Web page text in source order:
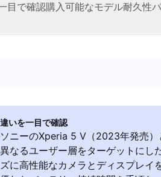
目で確認購入可能なモデル耐久性
違いを一目で確認
ソニーのXperia 5 V（2023年発売
異なるユーザー層をターゲットにし
ズに高性能なカメラとディスプレイ